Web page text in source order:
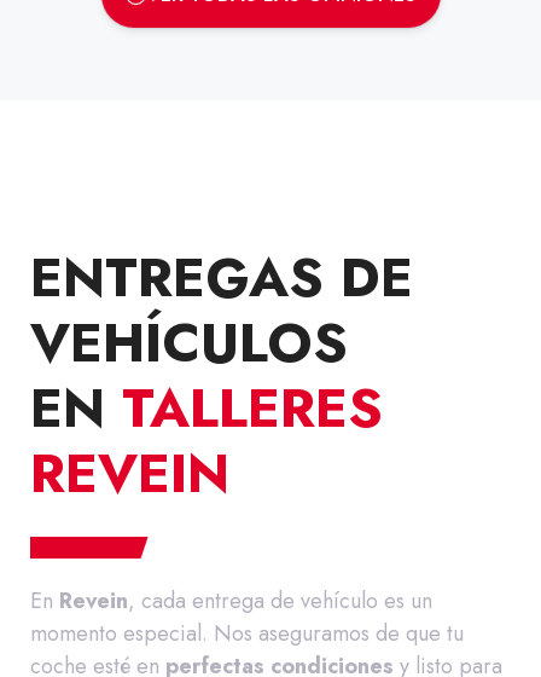
ENTREGAS DE
VEHÍCULOS
EN TALLERES
REVEIN
En Revein, cada entrega de vehículo es un
momento especial. Nos aseguramos de que tu
coche esté en perfectas condiciones y listo para